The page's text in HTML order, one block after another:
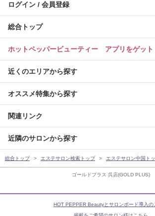
ゴールドプラス 呉店(GOLD PLUS)
ログイン / 会員登録
総合トップ
ホットペッパービューティー アプリをゲット
近くのエリアから探す
オススメ特集から探す
関連リンク
近隣のサロンから探す
総合トップ エステサロン検索トップ エステサロン中国ト
HOT PEPPER Beautyとサロンボード導入の